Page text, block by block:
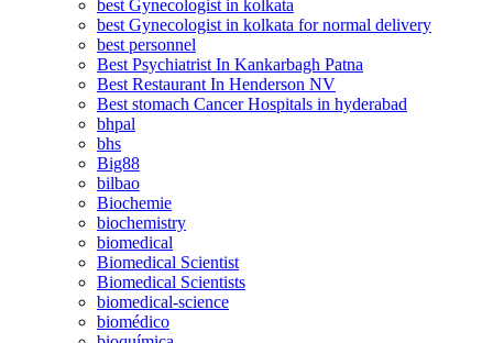
best Gynecologist in kolkata
best Gynecologist in kolkata for normal delivery
best personnel
Best Psychiatrist In Kankarbagh Patna
Best Restaurant In Henderson NV
Best stomach Cancer Hospitals in hyderabad
bhpal
bhs
Big88
bilbao
Biochemie
biochemistry
biomedical
Biomedical Scientist
Biomedical Scientists
biomedical-science
biomédico